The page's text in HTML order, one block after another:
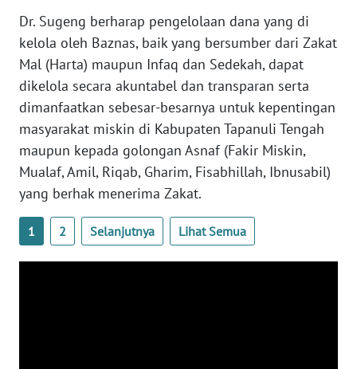
Dr. Sugeng berharap pengelolaan dana yang di
kelola oleh Baznas, baik yang bersumber dari Zakat
Mal (Harta) maupun Infaq dan Sedekah, dapat
dikelola secara akuntabel dan transparan serta
dimanfaatkan sebesar-besarnya untuk kepentingan
masyarakat miskin di Kabupaten Tapanuli Tengah
maupun kepada golongan Asnaf (Fakir Miskin,
Mualaf, Amil, Riqab, Gharim, Fisabhillah, Ibnusabil)
yang berhak menerima Zakat.
1 2 Selanjutnya Lihat Semua
WN
NUSANTARA
WN
WN
JATIM
WN
BALI